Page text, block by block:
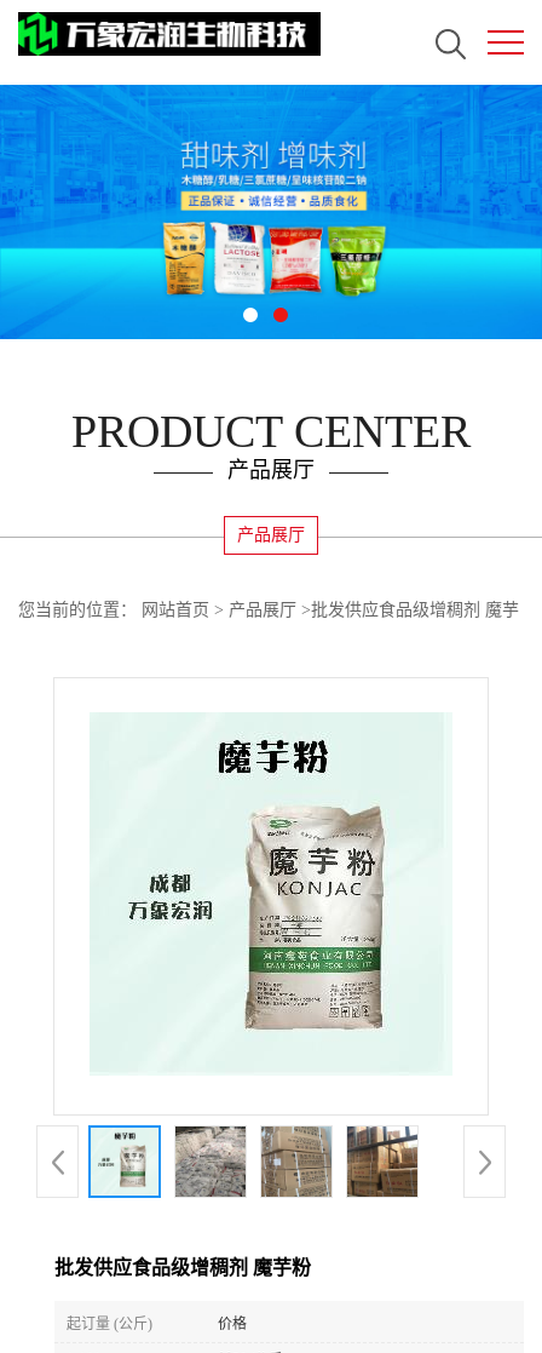
PRODUCT CENTER
产品展厅
产品展厅
您当前的位置： 网站首页 > 产品展厅 >批发供应食品级增稠剂 魔芋
批发供应食品级增稠剂 魔芋粉
起订量 (公斤) 价格